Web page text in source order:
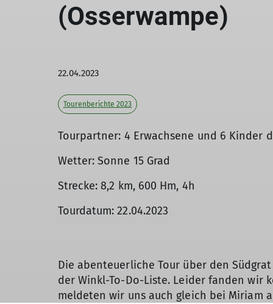
(Osserwampe)
22.04.2023
Tourenberichte 2023
Tourpartner: 4 Erwachsene und 6 Kinder
Wetter: Sonne 15 Grad
Strecke: 8,2 km, 600 Hm, 4h
Tourdatum: 22.04.2023
Die abenteuerliche Tour über den
der Winkl-To-Do-Liste. Leider fanden wir
meldeten wir uns auch gleich bei Miriam